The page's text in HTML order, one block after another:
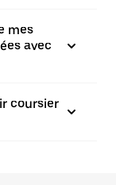
mes
avec
coursier